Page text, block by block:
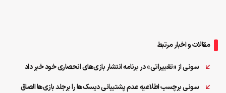
مقالات و اخبار مرتبط
سونی از «تغییراتی» در برنامه انتشار بازی‌های انحصاری خود خبر داد
سونی برچسب اطلاعیه عدم پشتیبانی دیسک‌ها را برجلد بازی‌ها الصاق